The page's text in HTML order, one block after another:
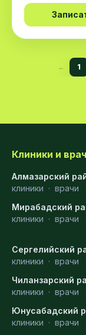
← 1
Клиники и
Алмазарский
клиники · врачи
Мирабадский
клиники · врачи
Сергелийский
клиники · врачи
Чиланзарский
клиники · врачи
Юнусабадский
клиники · врачи